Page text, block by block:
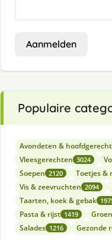
Aanmelden
Populaire
Avondeten &
Vleesgerechten 3024
Soepen 2120 Toetjes &
Vis & zeevruchten 2094
Taarten, koek & gebak
Pasta & rijst 1419
Salades 1216 Gezonde